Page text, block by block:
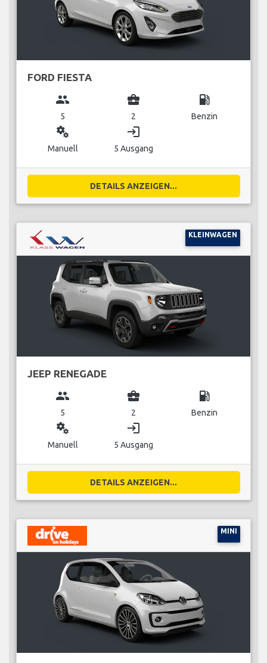
FORD FIESTA
group
5
business_center
2
local_gas_station
Benzin
miscellaneous_services
Manuell
login
5 Ausgang
DETAILS ANZEIGEN...
KLEINWAGEN
JEEP RENEGADE
group
5
business_center
2
local_gas_station
Benzin
miscellaneous_services
Manuell
login
5 Ausgang
DETAILS ANZEIGEN...
MINI